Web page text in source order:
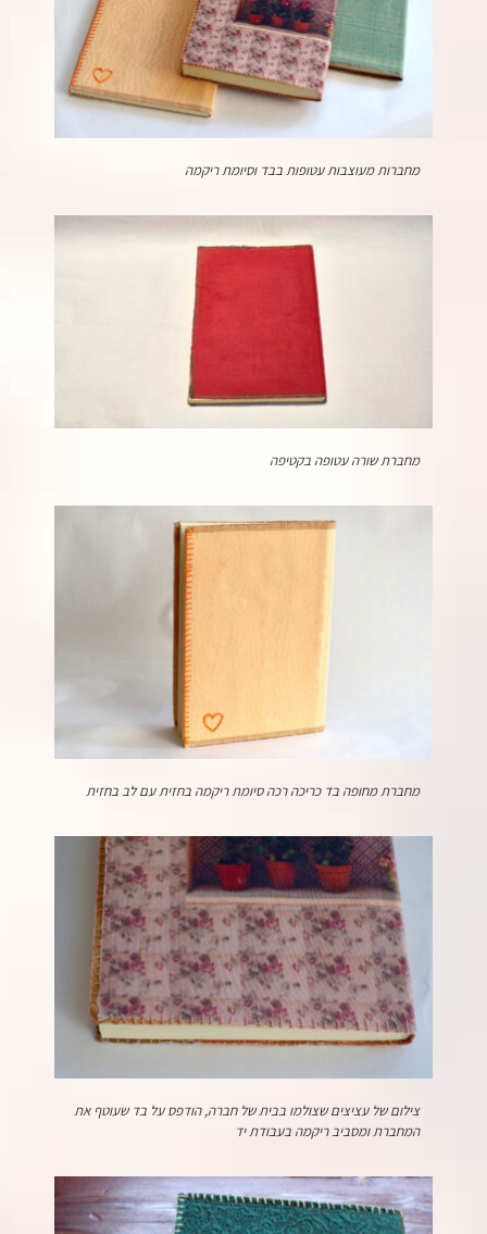
מחברות מעוצבות עטופות בבד וסיומת ריקמה
מחברת שורה עטופה בקטיפה
מחברת מחופה בד כריכה רכה סיומת ריקמה בחזית עם לב בחזית
צילום של עציצים שצולמו בבית של חברה, הודפס על בד שעוטף את
המחברת ומסביב ריקמה בעבודת יד